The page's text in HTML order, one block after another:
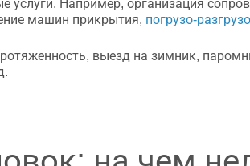
услуги. Например, организация
машин прикрытия, погрузо-
выезд на зимник,